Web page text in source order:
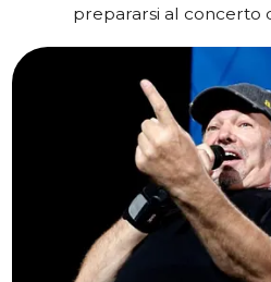
prepararsi al concerto